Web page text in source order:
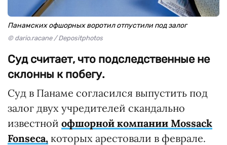
Панамских офшорных воротил отпустили под залог
© dario.racane / Depositphotos
Суд считает, что подследственные не
склонны к побегу.
Суд в Панаме согласился выпустить под
залог двух учредителей скандально
известной офшорной компании Mossack
Fonseca, которых арестовали в феврале.